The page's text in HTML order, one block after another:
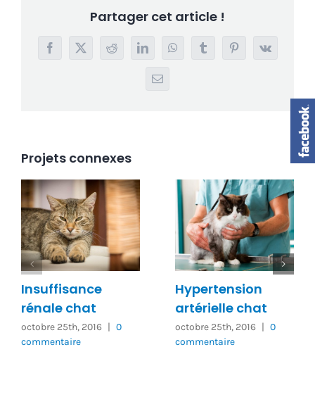
Partager cet article !
Facebook
X RedditLinkedInWhatsAppTumblrPinterest
Vk
Email
Projets connexes
Insuffisance
rénale chat
octobre 25th, 2016 | 0
commentaire
Hypertension
artérielle chat
octobre 25th, 2016 | 0
commentaire